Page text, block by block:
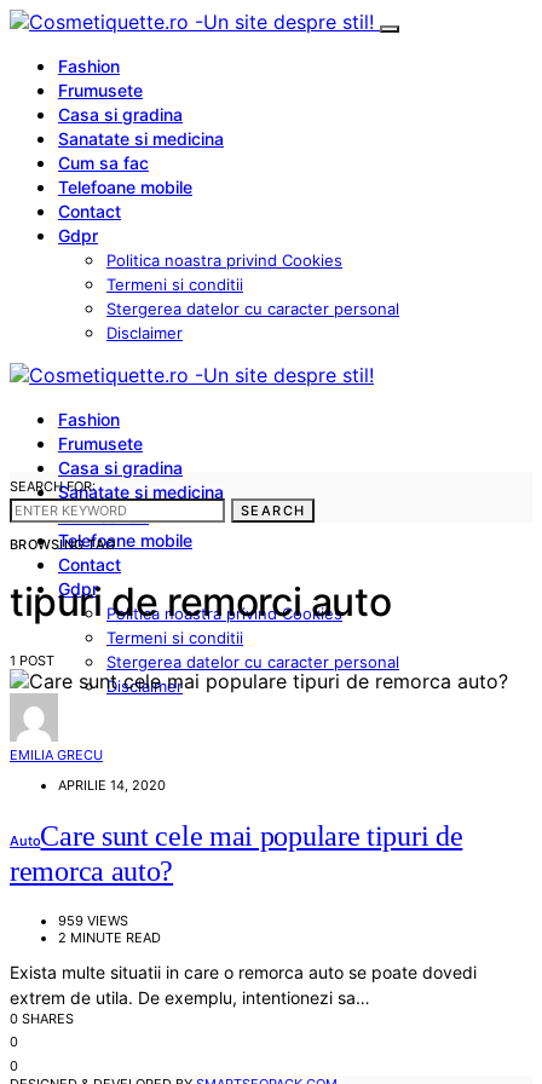
Fashion
Frumusete
Casa si gradina
Sanatate si medicina
Cum sa fac
Telefoane mobile
Contact
Gdpr
Politica noastra privind Cookies
Termeni si conditii
Stergerea datelor cu caracter personal
Disclaimer
Fashion
Frumusete
Casa si gradina
Sanatate si medicina
Cum sa fac
Telefoane mobile
Contact
Gdpr
Politica noastra privind Cookies
Termeni si conditii
Stergerea datelor cu caracter personal
Disclaimer
SEARCH FOR:
SEARCH
BROWSING TAG
tipuri de remorci auto
1 POST
EMILIA GRECU
APRILIE 14, 2020
AutoCare sunt cele mai populare tipuri de
remorca auto?
959 VIEWS
2 MINUTE READ
Exista multe situatii in care o remorca auto se poate dovedi
extrem de utila. De exemplu, intentionezi sa…
0 SHARES
0
0